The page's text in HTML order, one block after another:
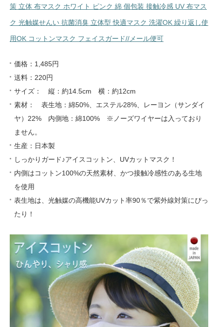
策 立体 布マスク ホワイト ピンク 綿 個包装 接触冷感 UV 布マス
ク 光触媒せんい 抗菌消臭 立体型 快適マスク 洗濯OK 繰り返し使
用OK コットンマスク フェイスガード//メール便可
価格：1,485円
送料：220円
サイズ： 縦：約14.5cm 横：約12cm
素材： 表生地：綿50%、エステル28%、レーヨン（サンダイ
ヤ）22% 内側地：綿100% ※ノーズワイヤーは入っており
ません。
生産：日本製
しっかりガード♪アイスコットン、UVカットマスク！
内側はコットン100%の天然素材、かつ接触冷感性のある生地
を使用
表生地は、光触媒の高機能UVカット率90％で紫外線対策にぴっ
たり！